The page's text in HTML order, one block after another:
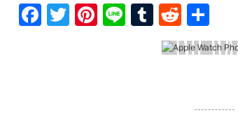
Facebook
Twitter
Pinterest
LineTumblr
Reddit
有